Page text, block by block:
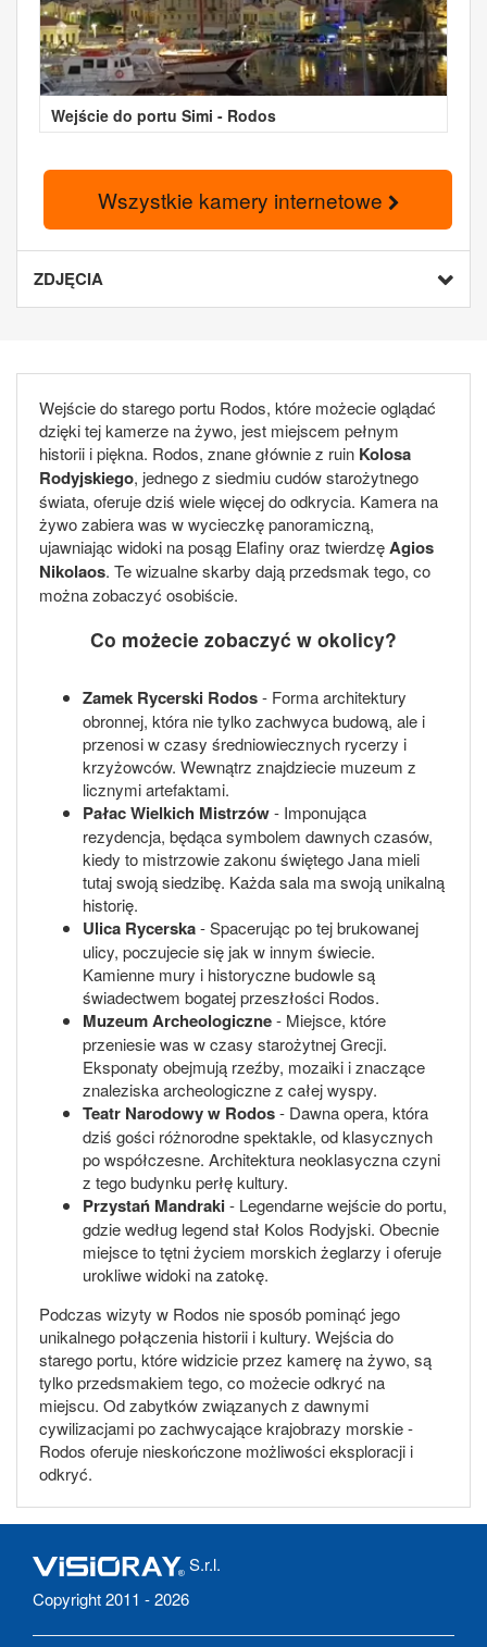
Wejście do portu Simi - Rodos
Wszystkie kamery internetowe
ZDJĘCIA
Wejście do starego portu Rodos, które możecie oglądać
dzięki tej kamerze na żywo, jest miejscem pełnym
historii i piękna. Rodos, znane głównie z ruin Kolosa
Rodyjskiego, jednego z siedmiu cudów starożytnego
świata, oferuje dziś wiele więcej do odkrycia. Kamera na
żywo zabiera was w wycieczkę panoramiczną,
ujawniając widoki na posąg Elafiny oraz twierdzęAgios
Nikolaos. Te wizualne skarby dają przedsmak tego, co
można zobaczyć osobiście.
Co możecie zobaczyć w okolicy?
Zamek Rycerski Rodos- Forma architektury
obronnej, która nie tylko zachwyca budową, ale i
przenosi w czasy średniowiecznych rycerzy i
krzyżowców. Wewnątrz znajdziecie muzeum z
licznymi artefaktami.
Pałac Wielkich Mistrzów- Imponująca
rezydencja, będąca symbolem dawnych czasów,
kiedy to mistrzowie zakonu świętego Jana mieli
tutaj swoją siedzibę. Każda sala ma swoją unikalną
historię.
Ulica Rycerska- Spacerując po tej brukowanej
ulicy, poczujecie się jak w innym świecie.
Kamienne mury i historyczne budowle są
świadectwem bogatej przeszłości Rodos.
Muzeum Archeologiczne- Miejsce, które
przeniesie was w czasy starożytnej Grecji.
Eksponaty obejmują rzeźby, mozaiki i znaczące
znaleziska archeologiczne z całej wyspy.
Teatr Narodowy w Rodos- Dawna opera, która
dziś gości różnorodne spektakle, od klasycznych
po współczesne. Architektura neoklasyczna czyni
z tego budynku perłę kultury.
Przystań Mandraki- Legendarne wejście do portu,
gdzie według legend stał Kolos Rodyjski. Obecnie
miejsce to tętni życiem morskich żeglarzy i oferuje
urokliwe widoki na zatokę.
Podczas wizyty w Rodos nie sposób pominąć jego
unikalnego połączenia historii i kultury. Wejścia do
starego portu, które widzicie przez kamerę na żywo, są
tylko przedsmakiem tego, co możecie odkryć na
miejscu. Od zabytków związanych z dawnymi
cywilizacjami po zachwycające krajobrazy morskie -
Rodos oferuje nieskończone możliwości eksploracji i
odkryć.
S.r.l.
Copyright 2011 - 2026